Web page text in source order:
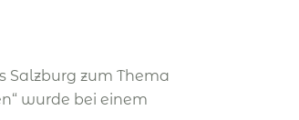
Salzburg zum Thema
wurde bei einem